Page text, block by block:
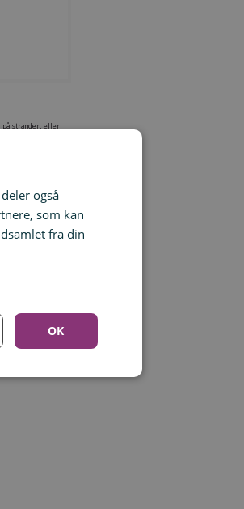
stranden, eller
samme, og gå ud
i
også
som kan
fra din
OK